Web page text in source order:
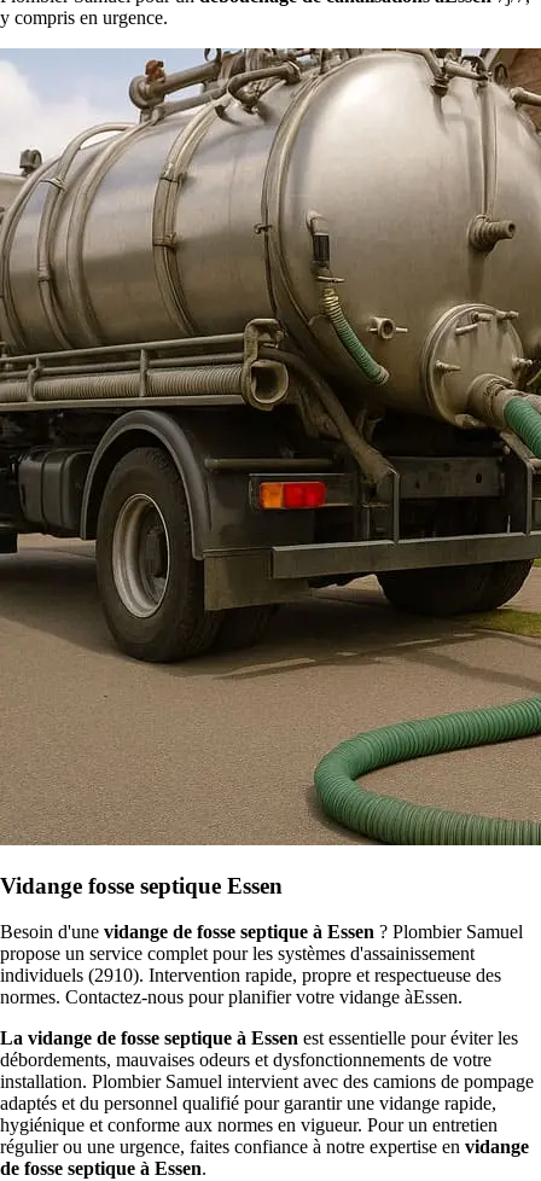
y compris en urgence.
Vidange fosse septique Essen
Besoin d'une vidange de fosse septique à Essen ? Plombier Samuel
propose un service complet pour les systèmes d'assainissement
individuels (2910). Intervention rapide, propre et respectueuse des
normes. Contactez-nous pour planifier votre vidange àEssen.
La vidange de fosse septique à Essen est essentielle pour éviter les
débordements, mauvaises odeurs et dysfonctionnements de votre
installation. Plombier Samuel intervient avec des camions de pompage
adaptés et du personnel qualifié pour garantir une vidange rapide,
hygiénique et conforme aux normes en vigueur. Pour un entretien
régulier ou une urgence, faites confiance à notre expertise en vidange
de fosse septique à Essen.